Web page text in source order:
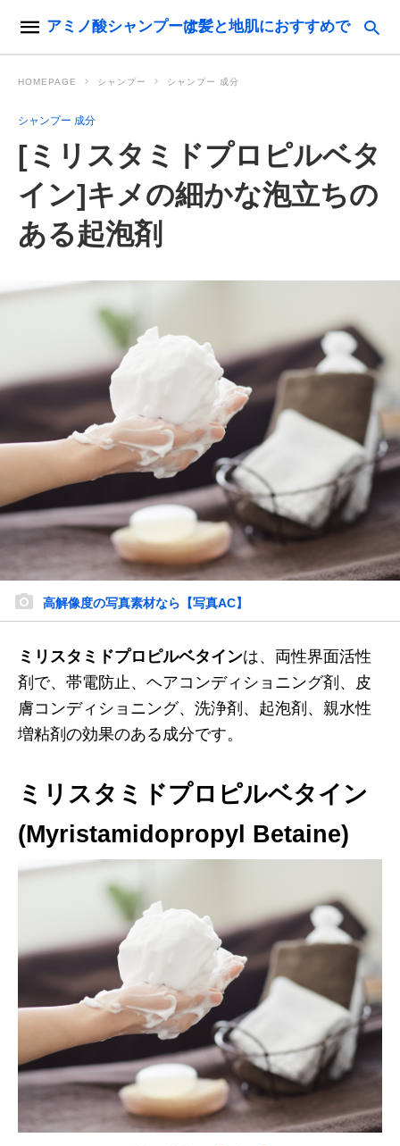
アミノ酸シャンプーは髪と地肌におすすめです。
HOMEPAGE シャンプー シャンプー 成分
シャンプー 成分
[ミリスタミドプロピルベタ
イン]キメの細かな泡立ちの
ある起泡剤
高解像度の写真素材なら【写真AC】
ミリスタミドプロピルベタインは、両性界面活性
剤で、帯電防止、ヘアコンディショニング剤、皮
膚コンディショニング、洗浄剤、起泡剤、親水性
増粘剤の効果のある成分です。
ミリスタミドプロピルベタイン
(Myristamidopropyl Betaine)